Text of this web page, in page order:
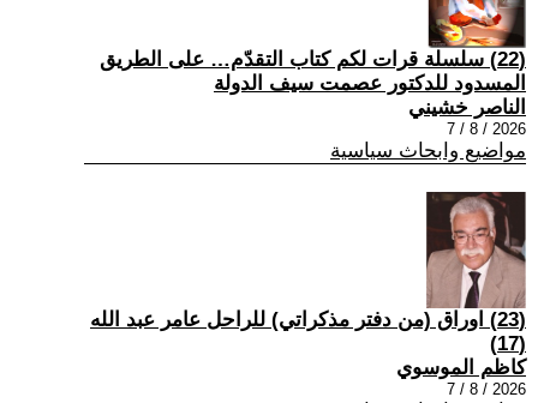
(22) سلسلة قرات لكم كتاب التقدّم… على الطريق
المسدود للدكتور عصمت سيف الدولة
الناصر خشيني
2026 / 8 / 7
مواضيع وابحاث سياسية
(23) اوراق (من دفتر مذكراتي) للراحل عامر عبد الله
(17)
كاظم الموسوي
2026 / 8 / 7